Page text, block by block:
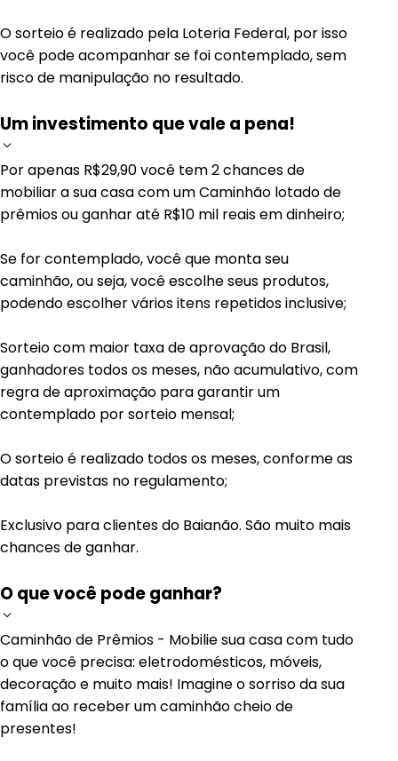
O sorteio é realizado pela Loteria Federal, por isso
você pode acompanhar se foi contemplado, sem
risco de manipulação no resultado.
Um investimento que vale a pena!
Por apenas R$29,90 você tem 2 chances de
mobiliar a sua casa com um Caminhão lotado de
prêmios ou ganhar até R$10 mil reais em dinheiro;
Se for contemplado, você que monta seu
caminhão, ou seja, você escolhe seus produtos,
podendo escolher vários itens repetidos inclusive;
Sorteio com maior taxa de aprovação do Brasil,
ganhadores todos os meses, não acumulativo, com
regra de aproximação para garantir um
contemplado por sorteio mensal;
O sorteio é realizado todos os meses, conforme as
datas previstas no regulamento;
Exclusivo para clientes do Baianão. São muito mais
chances de ganhar.
O que você pode ganhar?
Caminhão de Prêmios - Mobilie sua casa com tudo
o que você precisa: eletrodomésticos, móveis,
decoração e muito mais! Imagine o sorriso da sua
família ao receber um caminhão cheio de
presentes!